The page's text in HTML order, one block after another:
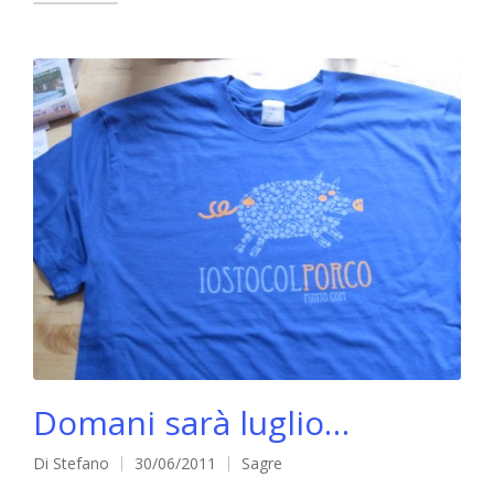
Domani sarà luglio…
Pubblicato
Di Stefano 30/06/2011
Pubblicato
Sagre